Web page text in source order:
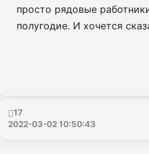
просто рядовые
полугодие. И хочется
17
2022-03-02 10:50:43